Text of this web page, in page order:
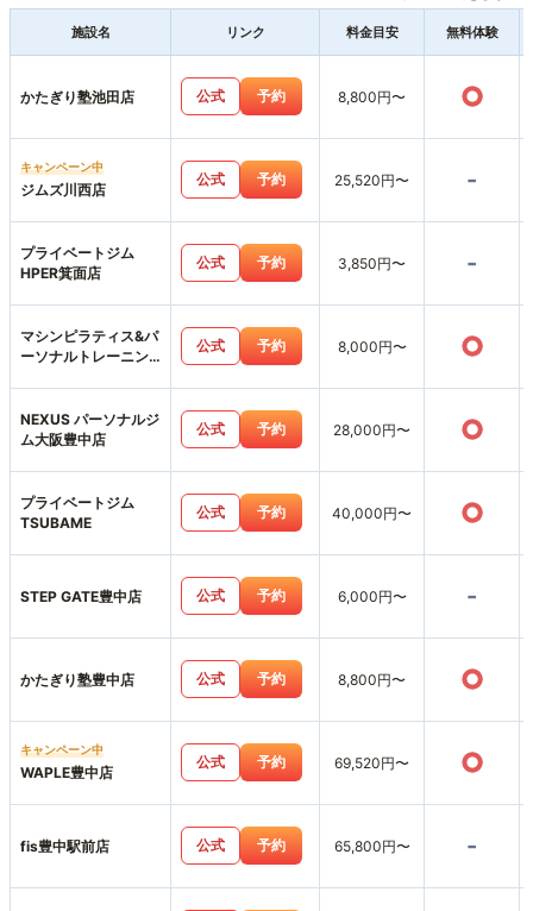
施設名 リンク 料金目安 無料体験
かたぎり塾池田店 公式 予約 8,800円〜 ○
キャンペーン中
ジムズ川西店
公式 予約 25,520円〜 -
プライベートジム
HPER箕面店
公式 予約 3,850円〜 -
マシンピラティス&パ
ーソナルトレーニン
公式 予約 8,000円〜 ○
NEXUS パーソナルジ
ム大阪豊中店
公式 予約 28,000円〜 ○
プライベートジム
TSUBAME
公式 予約 40,000円〜 ○
STEP GATE豊中店 公式 予約 6,000円〜 -
かたぎり塾豊中店 公式 予約 8,800円〜 ○
キャンペーン中
WAPLE豊中店
公式 予約 69,520円〜 ○
fis豊中駅前店 公式 予約 65,800円〜 -